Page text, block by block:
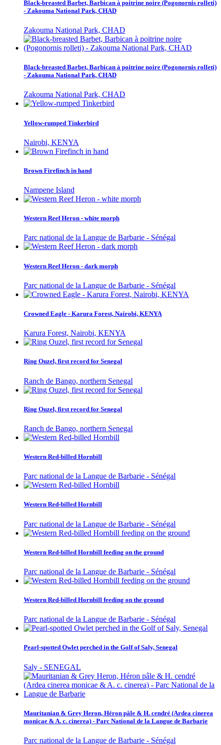
Black-breasted Barbet, Barbican à poitrine noire (Pogonornis rolleti)
- Zakouma National Park, CHAD
Zakouma National Park, CHAD
Black-breasted Barbet, Barbican à poitrine noire (Pogonornis rolleti)
- Zakouma National Park, CHAD
Zakouma National Park, CHAD
Yellow-rumped Tinkerbird
Nairobi, KENYA
Brown Firefinch in hand
Nampene Island
Western Reef Heron - white morph
Parc national de la Langue de Barbarie - Sénégal
Western Reef Heron - dark morph
Parc national de la Langue de Barbarie - Sénégal
Crowned Eagle - Karura Forest, Nairobi, KENYA
Karura Forest, Nairobi, KENYA
Ring Ouzel, first record for Senegal
Ranch de Bango, northern Senegal
Ring Ouzel, first record for Senegal
Ranch de Bango, northern Senegal
Western Red-billed Hornbill
Parc national de la Langue de Barbarie - Sénégal
Western Red-billed Hornbill
Parc national de la Langue de Barbarie - Sénégal
Western Red-billed Hornbill feeding on the ground
Parc national de la Langue de Barbarie - Sénégal
Western Red-billed Hornbill feeding on the ground
Parc national de la Langue de Barbarie - Sénégal
Pearl-spotted Owlet perched in the Golf of Saly, Senegal
Saly - SENEGAL
Mauritanian & Grey Heron, Héron pâle & H. cendré (Ardea cinerea
monicae & A. c. cinerea) - Parc National de la Langue de Barbarie
Parc national de la Langue de Barbarie - Sénégal